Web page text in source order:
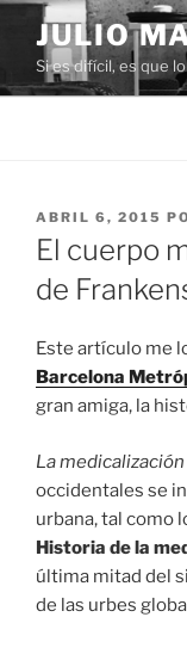
Saltar
contenido
JULIO
Si es difícil, es que
PUBLICADO
EL
ABRIL 6, 2015
El cuerpo
de
Este artículo me
Barcelona
gran amiga, la
La
occidentales se
urbana, tal como
Historia de la
última mitad del
de las urbes